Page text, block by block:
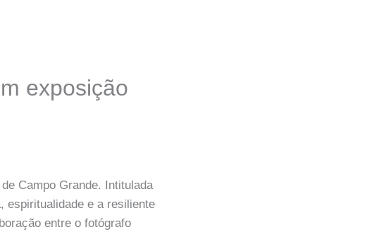
exposição
Campo Grande. Intitulada
espiritualidade e a resiliente
entre o fotógrafo